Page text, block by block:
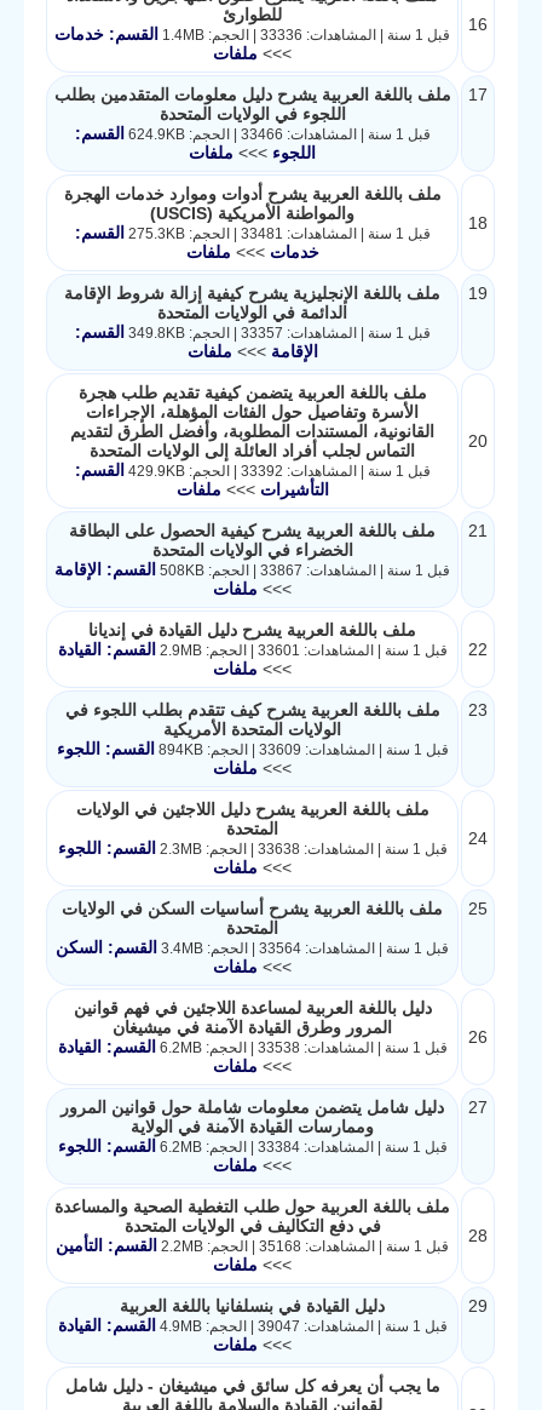
16
للطوارئ
قبل 1 سنة | المشاهدات: 33336 | الحجم: 1.4MB
القسم: خدمات
>>> ملفات
17
ملف باللغة العربية يشرح دليل معلومات المتقدمين بطلب
اللجوء في الولايات المتحدة
قبل 1 سنة | المشاهدات: 33466 | الحجم: 624.9KB
القسم:
اللجوء >>> ملفات
18
ملف باللغة العربية يشرح أدوات وموارد خدمات الهجرة
والمواطنة الأمريكية (USCIS)
قبل 1 سنة | المشاهدات: 33481 | الحجم: 275.3KB
القسم:
خدمات>>> ملفات
19
ملف باللغة الإنجليزية يشرح كيفية إزالة شروط الإقامة
الدائمة في الولايات المتحدة
قبل 1 سنة | المشاهدات: 33357 | الحجم: 349.8KB
القسم:
الإقامة>>> ملفات
20
ملف باللغة العربية يتضمن كيفية تقديم طلب هجرة
الأسرة وتفاصيل حول الفئات المؤهلة، الإجراءات
القانونية، المستندات المطلوبة، وأفضل الطرق لتقديم
التماس لجلب أفراد العائلة إلى الولايات المتحدة
قبل 1 سنة | المشاهدات: 33392 | الحجم: 429.9KB
القسم:
التأشيرات>>> ملفات
21
ملف باللغة العربية يشرح كيفية الحصول على البطاقة
الخضراء في الولايات المتحدة
قبل 1 سنة | المشاهدات: 33867 | الحجم: 508KB
القسم: الإقامة
>>> ملفات
22
ملف باللغة العربية يشرح دليل القيادة في إنديانا
قبل 1 سنة | المشاهدات: 33601 | الحجم: 2.9MB
القسم: القيادة
>>> ملفات
23
ملف باللغة العربية يشرح كيف تتقدم بطلب اللجوء في
الولايات المتحدة الأمريكية
قبل 1 سنة | المشاهدات: 33609 | الحجم: 894KB
القسم: اللجوء
>>> ملفات
24
ملف باللغة العربية يشرح دليل اللاجئين في الولايات
المتحدة
قبل 1 سنة | المشاهدات: 33638 | الحجم: 2.3MB
القسم: اللجوء
>>> ملفات
25
ملف باللغة العربية يشرح أساسيات السكن في الولايات
المتحدة
قبل 1 سنة | المشاهدات: 33564 | الحجم: 3.4MB
القسم: السكن
>>> ملفات
26
دليل باللغة العربية لمساعدة اللاجئين في فهم قوانين
المرور وطرق القيادة الآمنة في ميشيغان
قبل 1 سنة | المشاهدات: 33538 | الحجم: 6.2MB
القسم: القيادة
>>> ملفات
27
دليل شامل يتضمن معلومات شاملة حول قوانين المرور
وممارسات القيادة الآمنة في الولاية
قبل 1 سنة | المشاهدات: 33384 | الحجم: 6.2MB
القسم: اللجوء
>>> ملفات
28
ملف باللغة العربية حول طلب التغطية الصحية والمساعدة
في دفع التكاليف في الولايات المتحدة
قبل 1 سنة | المشاهدات: 35168 | الحجم: 2.2MB
القسم: التأمين
>>> ملفات
29 دليل القيادة في بنسلفانيا باللغة العربية
قبل 1 سنة | المشاهدات: 39047 | الحجم: 4.9MB
القسم: القيادة
>>> ملفات
ما يجب أن يعرفه كل سائق في ميشيغان - دليل شامل
لقوانين القيادة والسلامة باللغة العربية